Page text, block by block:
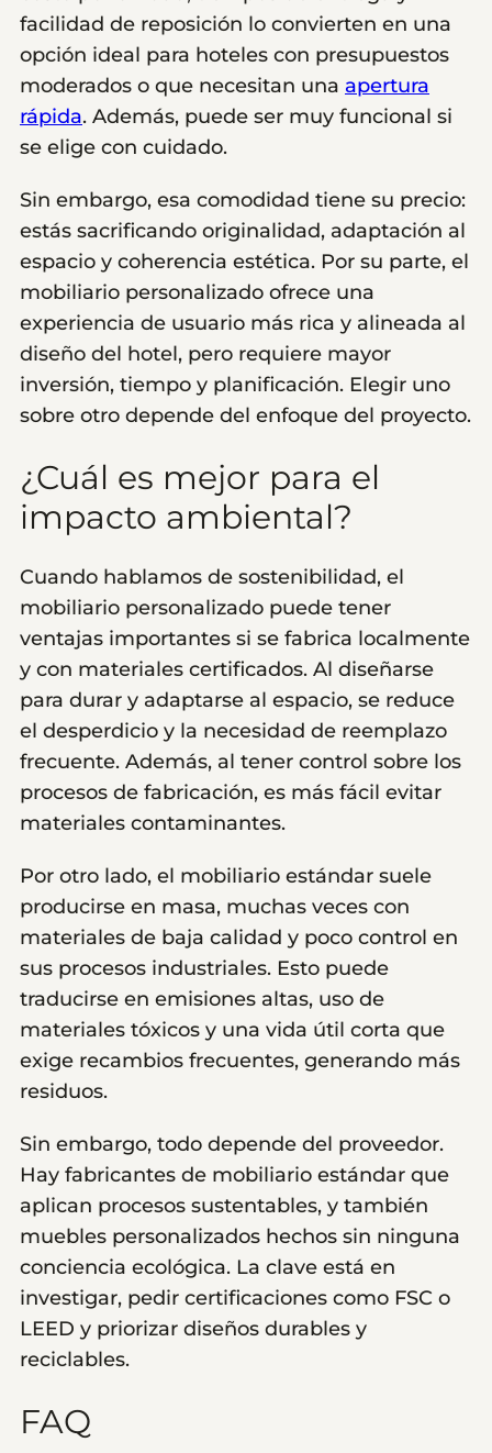
facilidad de reposición lo convierten en una
opción ideal para hoteles con presupuestos
moderados o que necesitan una apertura
rápida. Además, puede ser muy funcional si
se elige con cuidado.
Sin embargo, esa comodidad tiene su precio:
estás sacrificando originalidad, adaptación al
espacio y coherencia estética. Por su parte, el
mobiliario personalizado ofrece una
experiencia de usuario más rica y alineada al
diseño del hotel, pero requiere mayor
inversión, tiempo y planificación. Elegir uno
sobre otro depende del enfoque del proyecto.
¿Cuál es mejor para el
impacto ambiental?
Cuando hablamos de sostenibilidad, el
mobiliario personalizado puede tener
ventajas importantes si se fabrica localmente
y con materiales certificados. Al diseñarse
para durar y adaptarse al espacio, se reduce
el desperdicio y la necesidad de reemplazo
frecuente. Además, al tener control sobre los
procesos de fabricación, es más fácil evitar
materiales contaminantes.
Por otro lado, el mobiliario estándar suele
producirse en masa, muchas veces con
materiales de baja calidad y poco control en
sus procesos industriales. Esto puede
traducirse en emisiones altas, uso de
materiales tóxicos y una vida útil corta que
exige recambios frecuentes, generando más
residuos.
Sin embargo, todo depende del proveedor.
Hay fabricantes de mobiliario estándar que
aplican procesos sustentables, y también
muebles personalizados hechos sin ninguna
conciencia ecológica. La clave está en
investigar, pedir certificaciones como FSC o
LEED y priorizar diseños durables y
reciclables.
FAQ